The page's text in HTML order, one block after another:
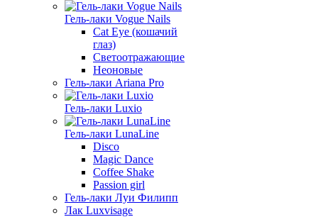
Гель-лаки Vogue Nails
Cat Eye (кошачий
глаз)
Светоотражающие
Неоновые
Гель-лаки Ariana Pro
Гель-лаки Luxio
Гель-лаки LunaLine
Disco
Magic Dance
Coffee Shake
Passion girl
Гель-лаки Луи Филипп
Лак Luxvisage